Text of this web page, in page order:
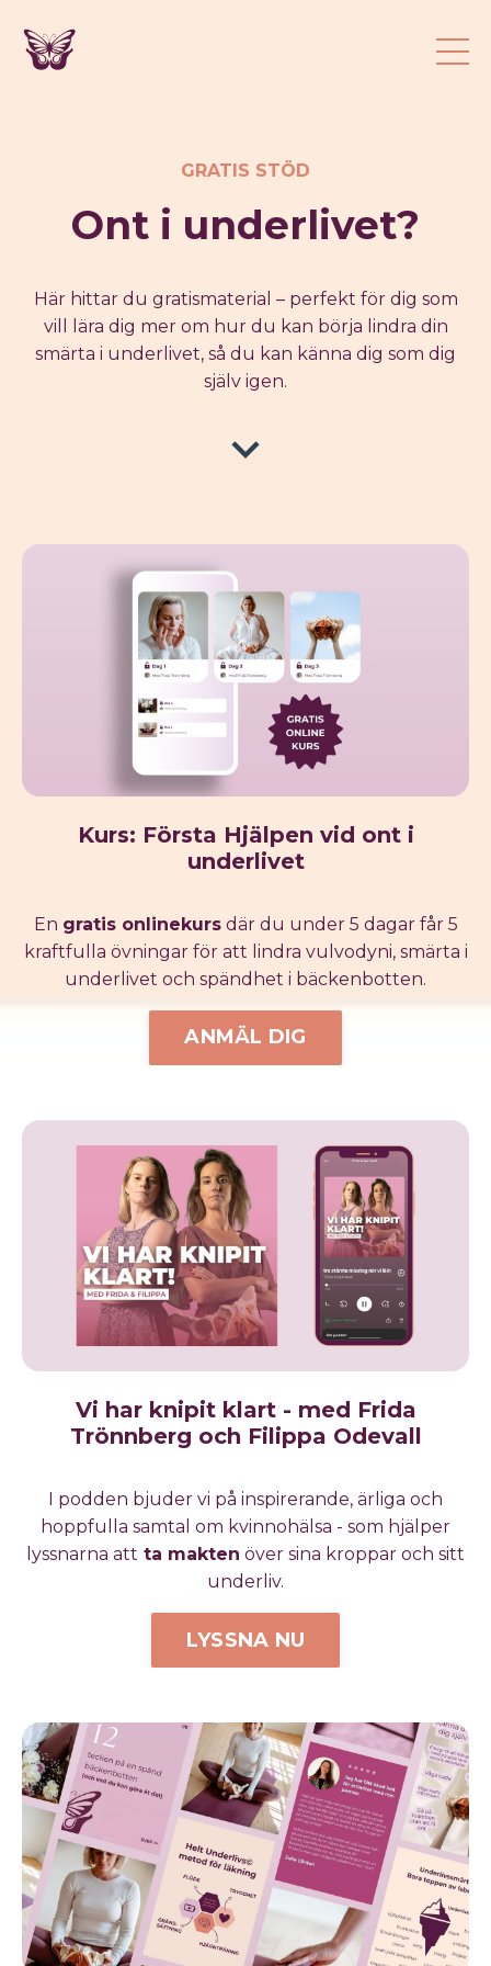
GRATIS STÖD
Ont i underlivet?
Här hittar du gratismaterial – perfekt för dig som
vill lära dig mer om hur du kan börja lindra din
smärta i underlivet, så du kan känna dig som dig
själv igen.
Kurs: Första Hjälpen vid ont i
underlivet
En gratis onlinekursdär du under 5 dagar får 5
kraftfulla övningar för att lindra vulvodyni, smärta i
underlivet och spändhet i bäckenbotten.
ANMÄL DIG
Vi har knipit klart - med Frida
Trönnberg och Filippa Odevall
I podden bjuder vi på inspirerande, ärliga och
hoppfulla samtal om kvinnohälsa - som hjälper
lyssnarna att ta makten över sina kroppar och sitt
underliv.
LYSSNA NU